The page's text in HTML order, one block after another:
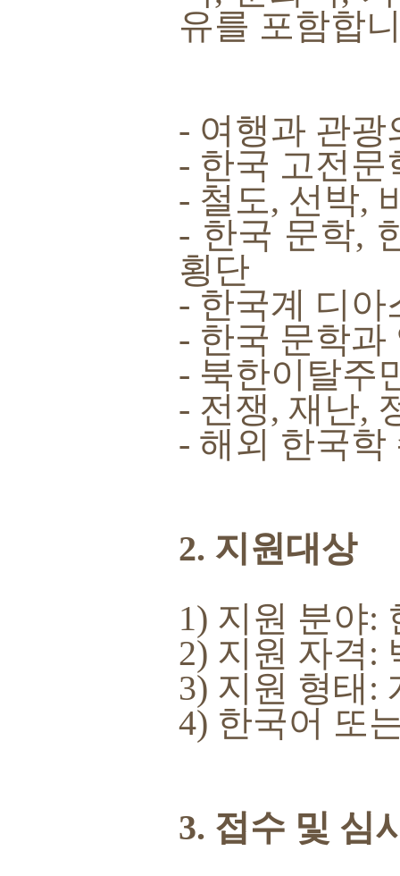
유를 포함합
- 여행과 관광
- 한국 고전
- 철도, 선박,
- 한국 문학,
횡단
- 한국계 디아
- 한국 문학과
- 북한이탈주
- 전쟁, 재난,
- 해외 한국학
2. 지원대상
1) 지원 분야:
2) 지원 자격:
3) 지원 형태:
4) 한국어 또
3. 접수 및 심